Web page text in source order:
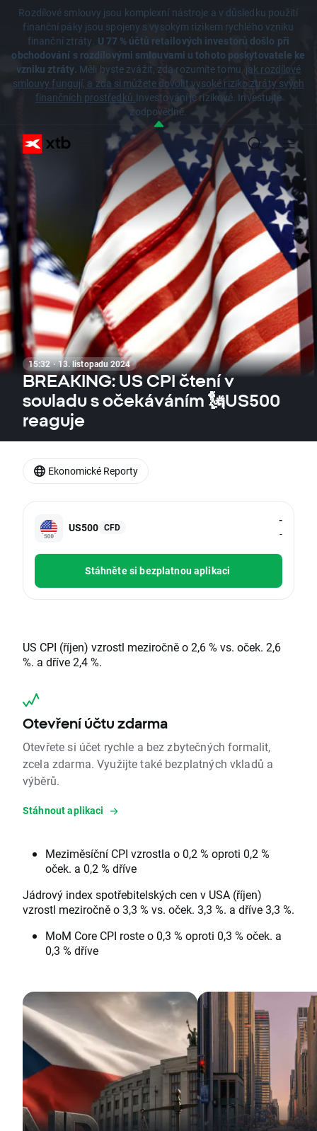
Rozdílové smlouvy jsou komplexní nástroje a v důsledku použití
finanční páky jsou spojeny s vysokým rizikem rychlého vzniku
finanční ztráty. U 77 % účtů retailových investorů došlo při
obchodování s rozdílovými smlouvami u tohoto poskytovatele ke
vzniku ztráty. Měli byste zvážit, zda rozumíte tomu, jak rozdílové
smlouvy fungují, a zda si můžete dovolit vysoké riziko ztráty svých
finančních prostředků.Investování je rizikové. Investujte
zodpovědně.
15:32 · 13. listopadu 2024
BREAKING: US CPI čtení v
souladu s očekáváním 🗽US500
reaguje
US500 CFD
-
-
Stáhněte si bezplatnou aplikaci
US CPI (říjen) vzrostl meziročně o 2,6 % vs. oček. 2,6
%. a dříve 2,4 %.
Otevření účtu zdarma
Otevřete si účet rychle a bez zbytečných formalit,
zcela zdarma. Využijte také bezplatných vkladů a
výběrů.
Stáhnout aplikaci
Meziměsíční CPI vzrostla o 0,2 % oproti 0,2 %
oček. a 0,2 % dříve
Jádrový index spotřebitelských cen v USA (říjen)
vzrostl meziročně o 3,3 % vs. oček. 3,3 %. a dříve 3,3 %.
MoM Core CPI roste o 0,3 % oproti 0,3 % oček. a
0,3 % dříve
Ekonomické Reporty